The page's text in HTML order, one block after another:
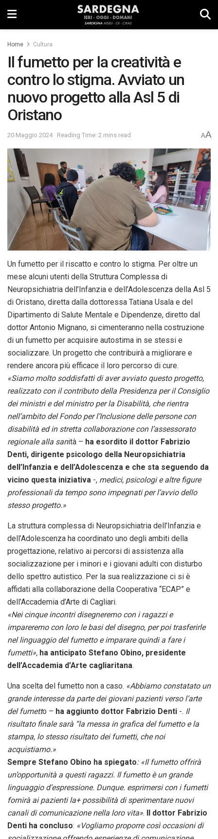
Home Cultura
Il fumetto per la creatività e
contro lo stigma. Avviato un
nuovo progetto alla Asl 5 di
Oristano
20 Maggio 2024 Reading Time: 2 mins read AA
Un fumetto per il riscatto e contro lo stigma. Per oltre un
mese alcuni utenti della Struttura Complessa di
Neuropsichiatria dell’Infanzia e dell’Adolescenza della Asl 5
di Oristano, diretta dalla dottoressa Tatiana Usala e del
Dipartimento di Salute Mentale e Dipendenze, diretto dal
dottor Antonio Mignano, si cimenteranno nella costruzione
di un fumetto per acquisire autostima in se stessi e
socializzare. Un progetto che contribuirà a migliorare e
rendere ancora più efficace il loro percorso di cure.
«Siamo molto soddisfatti di aver avviato questo progetto,
realizzato con il contributo della Presidenza per il Consiglio
deiministri e del ministro per la Disabilità, che rientra
nell’ambito delFondo per l’Inclusione delle persone con
disabilità ed in stretta collaborazione con l’assessorato
regionale alla sanità – ha esordito il dottor Fabrizio
Denti, dirigente psicologo della Neuropsichiatria
dell’Infanzia e dell’Adolescenza e che sta seguendo da
vicino questa iniziativa -, medici, psicologi e altre figure
professionali da tempo sono impegnati per l’avvio dello
stesso progetto.»
La struttura complessa di Neuropsichiatria dell’Infanzia e
dell’Adolescenza ha coordinato uno degli ambiti della
progettazione, relativo ai percorsi di assistenza alla
socializzazione per i minori e i giovani adulti con disturbo
dello spettro autistico. Per la sua realizzazione ci si è
affidati alla collaborazione della Cooperativa “ECAP” e
dell’Accademia d’Arte di Cagliari.
«Nei cinque incontri disegneremo con i ragazzi e
impareremo con loro le basi del disegno, per poi trasferirle
nel linguaggio del fumetto e imparare quindi a fare i
fumetti», ha anticipato Stefano Obino, presidente
dell’Accademia d’Arte cagliaritana.
Una scelta del fumetto non a caso. «Abbiamo constatato un
grande interesse da parte deigiovani pazienti verso l’arte
del fumetto – ha aggiunto dottor Fabrizio Denti -. Il
risultato finale sarà “la messa in grafica del fumetto e la
stampa, lo stesso risultato dei fumetti, che noi
acquistiamo.»
Sempre Stefano Obino ha spiegato: «Il fumetto offrirà
un’opportunità a questi ragazzi. Il fumetto è un grande
linguaggio d’espressione. Dunque. esprimersi con i fumetti
fornirà ai pazienti la+ possibilità di sperimentare nuovi
canali di comunicazione nella loro vita». Il dottor Fabrizio
Denti ha concluso: «Vogliamo proporre così occasioni di